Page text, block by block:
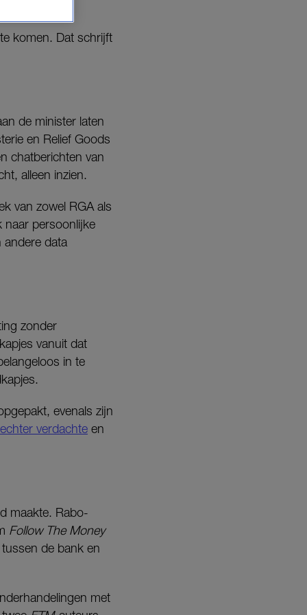
komen. Dat schrijft
de minister laten
en Relief Goods
chatberichten van
alleen inzien.
van zowel RGA als
naar persoonlijke
andere data
zonder
vanuit dat
in te
evenals zijn
verdachte en
maakte. Rabo-
Follow The Money
de bank en
met